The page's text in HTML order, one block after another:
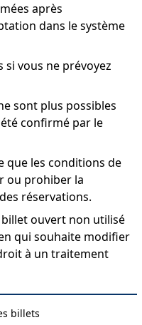
après
dans le système
si vous ne prévoyez
sont plus possibles
confirmé par le
que les conditions de
ou prohiber la
réservations.
ouvert non utilisé
qui souhaite modifier
à un traitement
billets